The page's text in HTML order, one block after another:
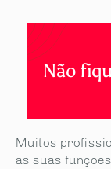
Não
Muitos
as suas